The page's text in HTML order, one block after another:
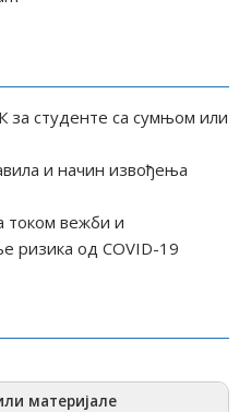
студенте са сумњом или
и начин извођења
током вежби и
ризика од COVID-19
материјале